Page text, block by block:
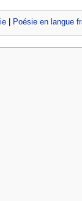
| Poésie en langue